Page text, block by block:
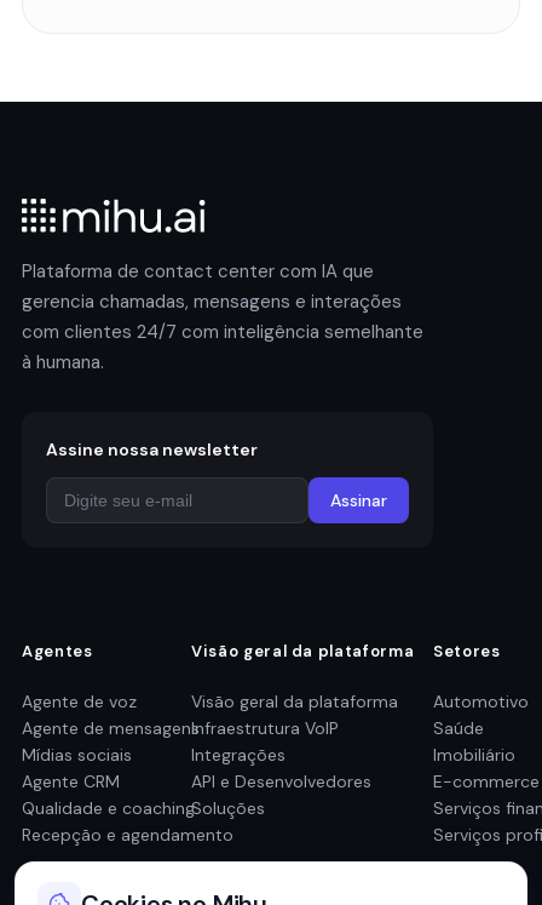
Plataforma de contact center com IA que
gerencia chamadas, mensagens e interações
com clientes 24/7 com inteligência semelhante
à humana.
Assine nossa newsletter
Assinar
Agentes
Agente de voz
Agente de mensagens
Mídias sociais
Agente CRM
Qualidade e coaching
Recepção e agendamento
Visão geral da plataforma
Visão geral da plataforma
Infraestrutura VoIP
Integrações
API e Desenvolvedores
Soluções
Setores
Automotivo
Saúde
Imobiliário
E-commerce
Serviços
Serviços